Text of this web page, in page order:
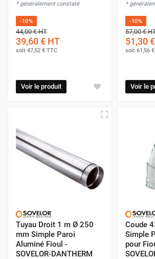
* généralement constaté
-10%
44,00 €HT
39,60 € HT
soit 47,52 € TTC
Voir le produit
*
-10%
57,00 €
51,30 €
soit 61,56 €
Voir le
Tuyau Droit 1 m Ø 250
mm Simple Paroi
Aluminé Fioul -
SOVELOR-DANTHERM
Coude
Simple
pour